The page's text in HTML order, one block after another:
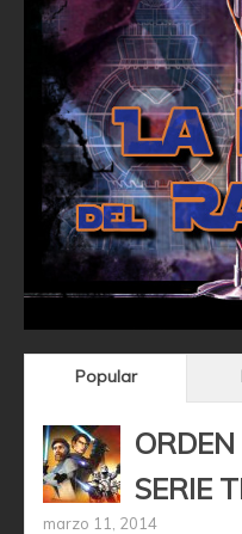
Popular
SERIE
marzo 11, 2014